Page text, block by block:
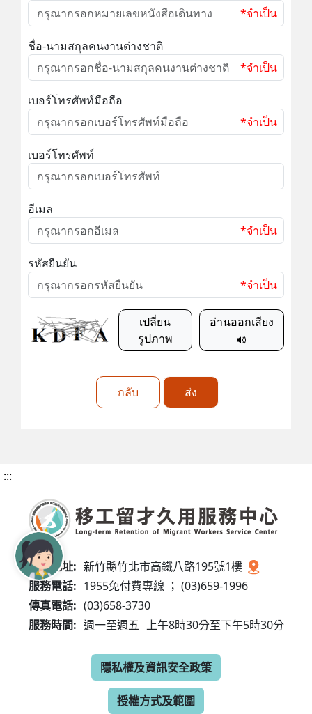
*จำเป็น
ชื่อ-นามสกุลคนงานต่างชาติ
*จำเป็น
เบอร์โทรศัพท์มือถือ
*จำเป็น
เบอร์โทรศัพท์
อีเมล
*จำเป็น
รหัสยืนยัน
*จำเป็น
เปลี่ยน
รูปภาพ
อ่านออกเสียง
กลับ ส่ง
:::
服務地址: 新竹縣竹北市高鐵八路195號1樓
服務電話: 1955免付費專線 ； (03)659-1996
傳真電話: (03)658-3730
服務時間: 週一至週五 上午8時30分至下午5時30分
隱私權及資訊安全政策
授權方式及範圍